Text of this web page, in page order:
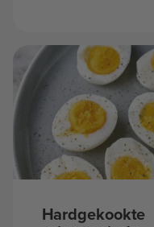
Hardgekookte